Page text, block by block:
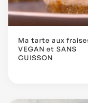
Ma tarte aux
VEGAN et SANS
CUISSON